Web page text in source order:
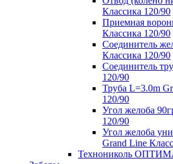
Классика 120/90
Приемная
Классика 120/90
Соединитель
Классика 120/90
Соединитель
120/90
Труба L=3.0m
120/90
Угол желоба
120/90
Угол желоба
Grand Line
Технониколь